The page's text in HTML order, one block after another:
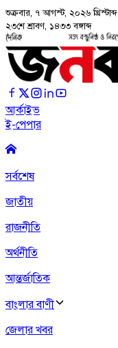
শুক্রবার, ৭ আগস্ট, ২০২৬ খ্রিস্টাব্দ
২৩শে শ্রাবণ, ১৪৩৩ বঙ্গাব্দ
আর্কাইভ
ই-পেপার
সর্বশেষ
জাতীয়
রাজনীতি
অর্থনীতি
আন্তর্জাতিক
বাংলার বাণী
জেলার খবর